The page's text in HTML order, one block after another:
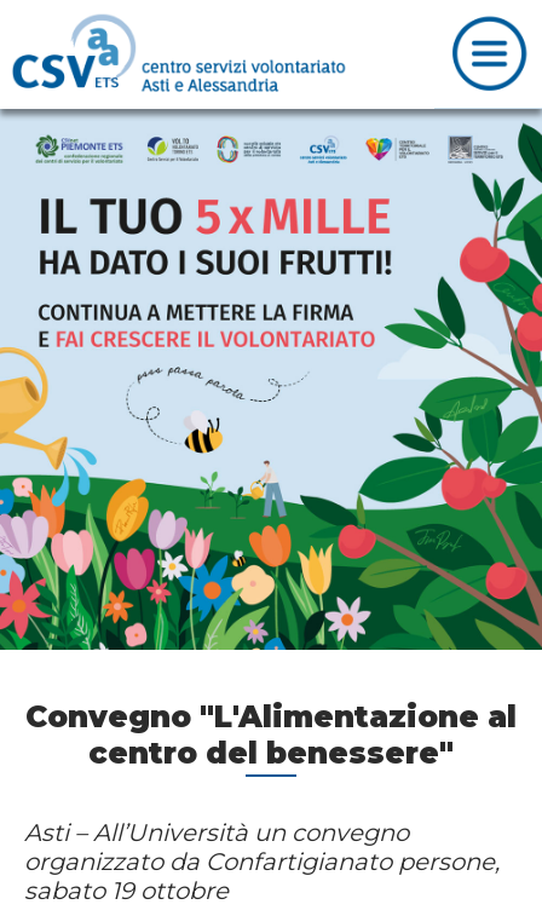
Convegno "L'Alimentazione al
centro del benessere"
Asti – All’Università un convegno
organizzato da Confartigianato persone,
sabato 19 ottobre